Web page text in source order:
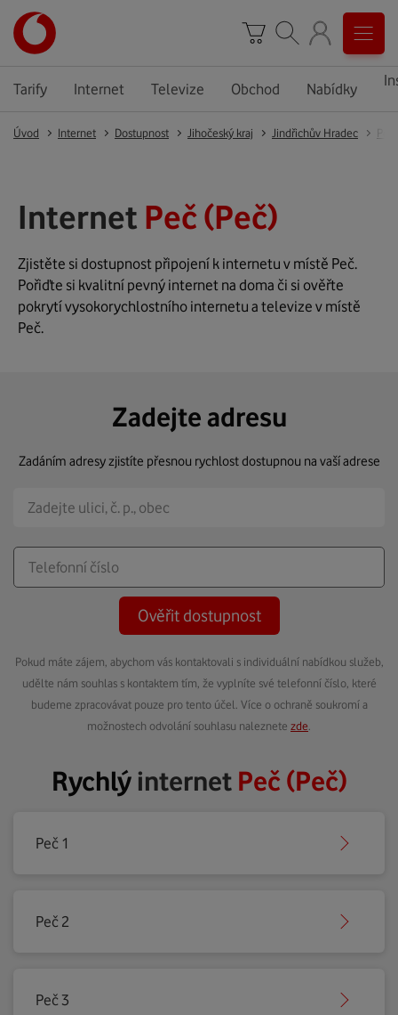
Tarify Internet Televize Obchod Nabídky
Úvod Internet Dostupnost Jihočeský kraj Jindřichův Hradec
Internet Peč (Peč)
Zjistěte si dostupnost připojení k internetu v místě Peč.
Pořiďte si kvalitní pevný internet na doma či si ověřte
pokrytí vysokorychlostního internetu a televize v místě
Peč.
Zadejte adresu
Zadáním adresy zjistíte přesnou rychlost dostupnou na vaší adrese
Ověřit dostupnost
Pokud máte zájem, abychom vás kontaktovali s individuální nabídkou služeb,
udělte nám souhlas s kontaktem tím, že vyplníte své telefonní číslo, které
budeme zpracovávat pouze pro tento účel. Více o ochraně soukromí a
možnostech odvolání souhlasu naleznete zde
Rychlýinternet Peč (Peč)
Peč 1
Peč 2
Peč 3